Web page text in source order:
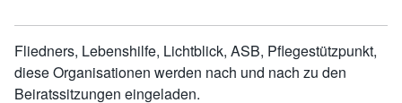
Fliedners, Lebenshilfe, Lichtblick, ASB, Pflegestützpunkt,
diese Organisationen werden nach und nach zu den
Beiratssitzungen eingeladen.